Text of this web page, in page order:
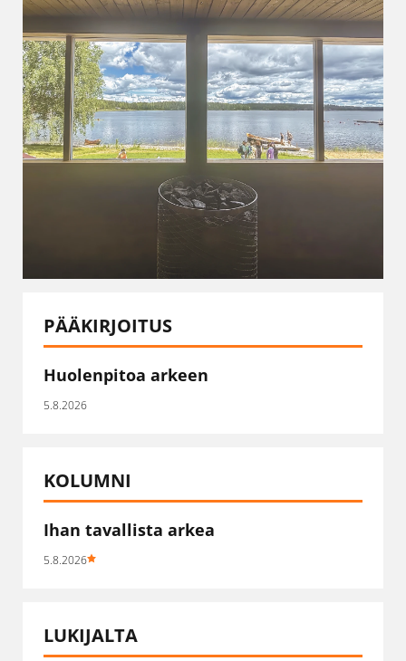
PÄÄKIRJOITUS
Huolenpitoa arkeen
5.8.2026
KOLUMNI
Ihan tavallista arkea
5.8.2026
LUKIJALTA